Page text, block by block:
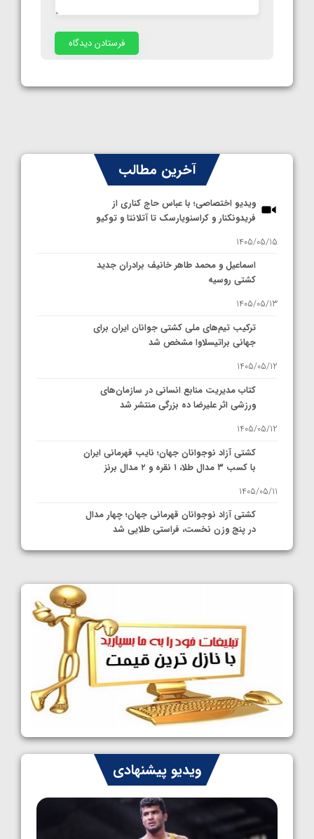
آخرین مطالب
ویدیو اختصاصی؛ با عباس حاج کناری از
فریدونکنار و کراسنویارسک تا آتلانتا و توکیو
1405/05/15
اسماعیل و محمد طاهر خانیف برادران جدید
کشتی روسیه
1405/05/13
ترکیب تیم‌های ملی کشتی جوانان ایران برای
جهانی براتیسلاوا مشخص شد
1405/05/12
کتاب مدیریت منابع انسانی در سازمان‌های
ورزشی اثر علیرضا ده بزرگی منتشر شد
1405/05/12
کشتی آزاد نوجوانان جهان؛ نایب قهرمانی ایران
با کسب ۳ مدال طلا، ۱ نقره و ۲ مدال برنز
1405/05/11
کشتی آزاد نوجوانان قهرمانی جهان؛ چهار مدال
در پنج وزن نخست، فراستی طلایی شد
1405/05/11
کشتی آزاد نوجوانان جهان؛ رقبای نمایندگان
ایران مشخص شدند
1405/05/08
کشتی فرنگی نوجوانان جهان؛ سکوی تیمی
سوم برای ایران
1405/05/07
ایران چشم به راه چهار مدال در پنج وزن دوم
کشتی فرنگی نوجوانان جهان
1405/05/06
ویدیو پیشنهادی